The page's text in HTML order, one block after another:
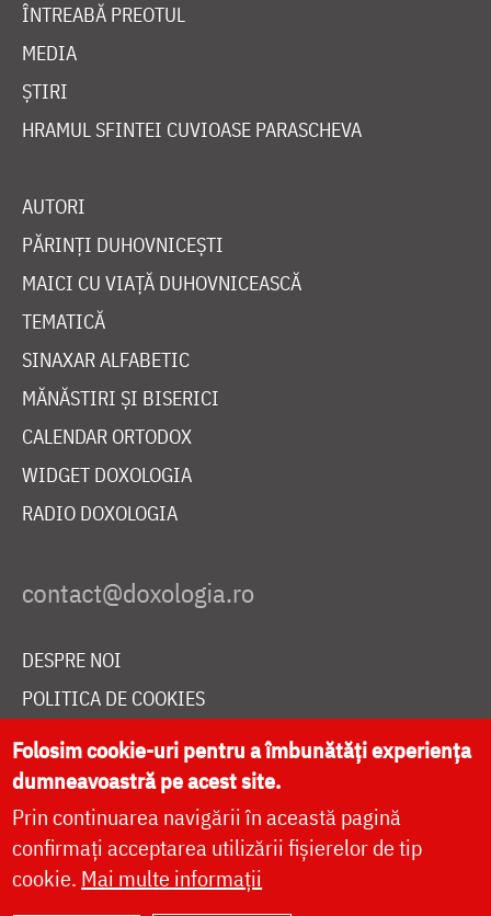
ÎNTREABĂ PREOTUL
MEDIA
ȘTIRI
HRAMUL SFINTEI CUVIOASE PARASCHEVA
AUTORI
PĂRINȚI DUHOVNICEȘTI
MAICI CU VIAȚĂ DUHOVNICEASCĂ
TEMATICĂ
SINAXAR ALFABETIC
MĂNĂSTIRI ȘI BISERICI
CALENDAR ORTODOX
WIDGET DOXOLOGIA
RADIO DOXOLOGIA
DESPRE NOI
POLITICA DE COOKIES
DONEAZĂ ONLINE PENTRU CATEDRALA NAȚIONALĂ
LIVE
Folosim cookie-uri pentru a îmbunătăți experiența
dumneavoastră pe acest site.
Prin continuarea navigării în această pagină
confirmați acceptarea utilizării fișierelor de tip
cookie. Mai multe informații